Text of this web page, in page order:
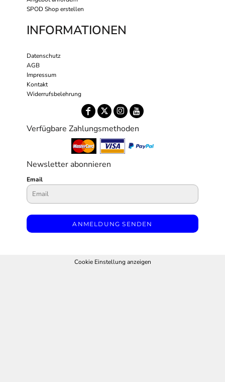
SPOD Shop erstellen
INFORMATIONEN
Datenschutz
AGB
Impressum
Kontakt
Widerrufsbelehrung
Verfügbare Zahlungsmethoden
Newsletter abonnieren
Email
ANMELDUNG SENDEN
Cookie Einstellung anzeigen